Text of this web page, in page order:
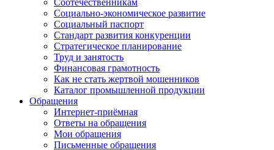
Соотечественникам
Социально-экономическое развитие
Социальный паспорт
Стандарт развития конкуренции
Стратегическое планирование
Труд и занятость
Финансовая грамотность
Как не стать жертвой мошенников
Каталог промышленной продукции
Обращения
Интернет-приёмная
Ответы на обращения
Мои обращения
Письменные обращения